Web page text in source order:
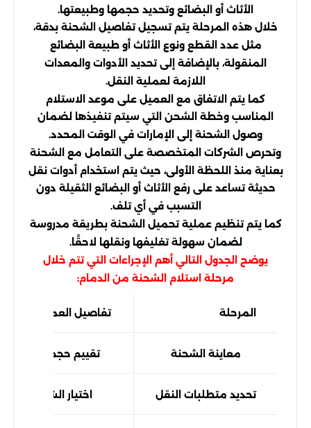
الأثاث أو البضائع وتحديد حجمها وطبيعتها.
خلال هذه المرحلة يتم تسجيل تفاصيل الشحنة بدقة،
مثل عدد القطع ونوع الأثاث أو طبيعة البضائع
المنقولة، بالإضافة إلى تحديد الأدوات والمعدات
اللازمة لعملية النقل.
كما يتم الاتفاق مع العميل على موعد الاستلام
المناسب وخطة الشحن التي سيتم تنفيذها لضمان
وصول الشحنة إلى الإمارات في الوقت المحدد.
وتحرص الشركات المتخصصة على التعامل مع الشحنة
بعناية منذ اللحظة الأولى، حيث يتم استخدام أدوات نقل
حديثة تساعد على رفع الأثاث أو البضائع الثقيلة دون
التسبب في أي تلف.
كما يتم تنظيم عملية تحميل الشحنة بطريقة مدروسة
لضمان سهولة تغليفها ونقلها لاحقًا.
يوضح الجدول التالي أهم الإجراءات التي تتم خلال
مرحلة استلام الشحنة من الدمام:
المرحلة تفاصيل العمل
معاينة الشحنة تقييم حجم العفش أو
تحديد متطلبات النقل اختيار الشاحنة